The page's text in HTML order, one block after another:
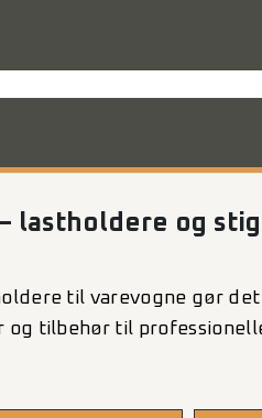
lastholdere og
til varevogne gør
tilbehør til